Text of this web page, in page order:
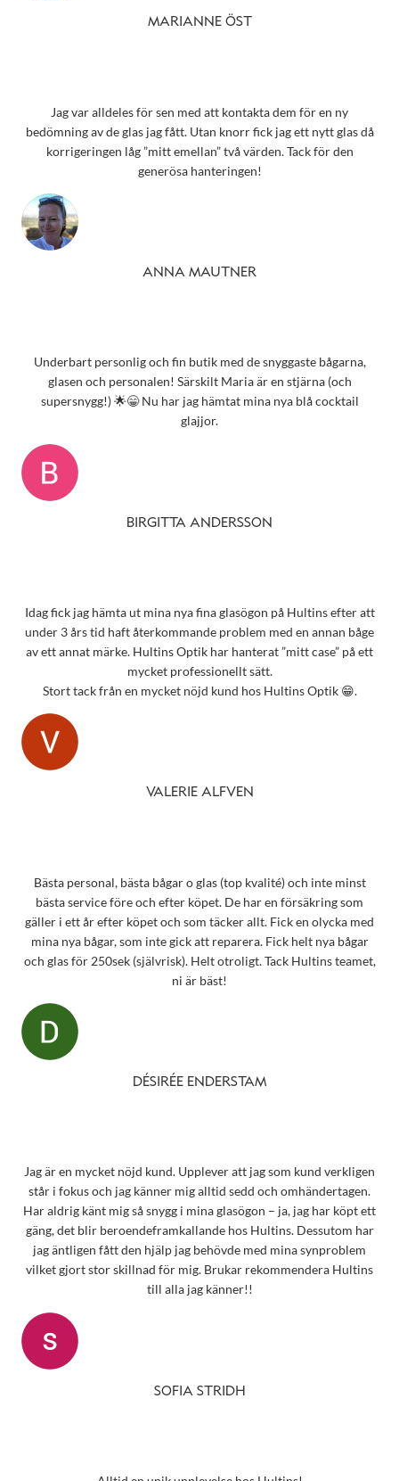
MARIANNE ÖST
Jag var alldeles för sen med att kontakta dem för en ny
bedömning av de glas jag fått. Utan knorr fick jag ett nytt glas då
korrigeringen låg ”mitt emellan” två värden. Tack för den
generösa hanteringen!
ANNA MAUTNER
Underbart personlig och fin butik med de snyggaste bågarna,
glasen och personalen! Särskilt Maria är en stjärna (och
supersnygg!) 🌟😁 Nu har jag hämtat mina nya blå cocktail
glajjor.
BIRGITTA ANDERSSON
Idag fick jag hämta ut mina nya fina glasögon på Hultins efter att
under 3 års tid haft återkommande problem med en annan båge
av ett annat märke. Hultins Optik har hanterat ”mitt case” på ett
mycket professionellt sätt.
Stort tack från en mycket nöjd kund hos Hultins Optik 😁.
VALERIE ALFVEN
Bästa personal, bästa bågar o glas (top kvalité) och inte minst
bästa service före och efter köpet. De har en försäkring som
gäller i ett år efter köpet och som täcker allt. Fick en olycka med
mina nya bågar, som inte gick att reparera. Fick helt nya bågar
och glas för 250sek (självrisk). Helt otroligt. Tack Hultins teamet,
ni är bäst!
DÉSIRÉE ENDERSTAM
Jag är en mycket nöjd kund. Upplever att jag som kund verkligen
står i fokus och jag känner mig alltid sedd och omhändertagen.
Har aldrig känt mig så snygg i mina glasögon – ja, jag har köpt ett
gäng, det blir beroendeframkallande hos Hultins. Dessutom har
jag äntligen fått den hjälp jag behövde med mina synproblem
vilket gjort stor skillnad för mig. Brukar rekommendera Hultins
till alla jag känner!!
SOFIA STRIDH